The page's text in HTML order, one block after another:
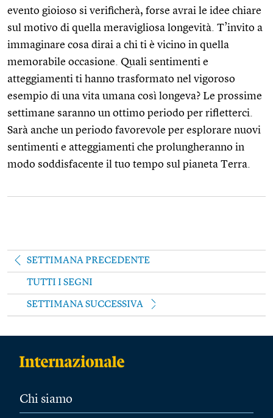
evento gioioso si verificherà, forse avrai le idee chiare
sul motivo di quella meravigliosa longevità. T’invito a
immaginare cosa dirai a chi ti è vicino in quella
memorabile occasione. Quali sentimenti e
atteggiamenti ti hanno trasformato nel vigoroso
esempio di una vita umana così longeva? Le prossime
settimane saranno un ottimo periodo per rifletterci.
Sarà anche un periodo favorevole per esplorare nuovi
sentimenti e atteggiamenti che prolungheranno in
modo soddisfacente il tuo tempo sul pianeta Terra.
SETTIMANA PRECEDENTE
TUTTI I SEGNI
SETTIMANA SUCCESSIVA
Chi siamo